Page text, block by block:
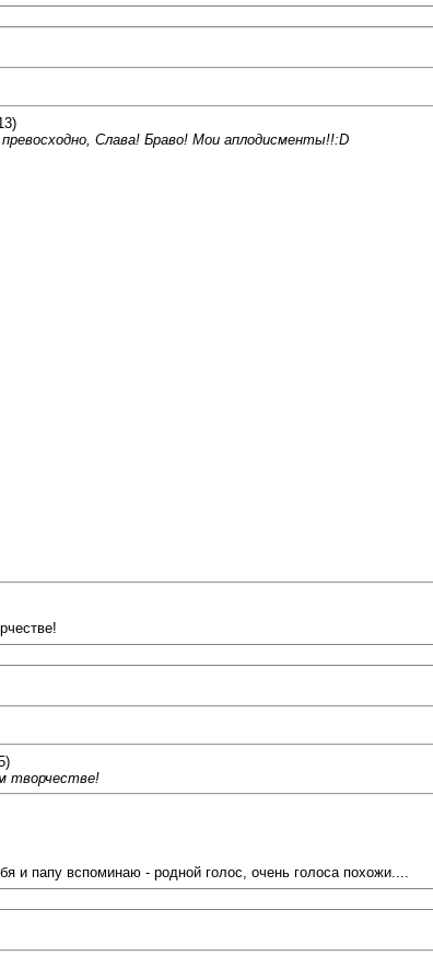
Слава! Браво! Мои аплодисменты!!:D
творчестве!
и папу вспоминаю - родной голос, очень голоса похожи....